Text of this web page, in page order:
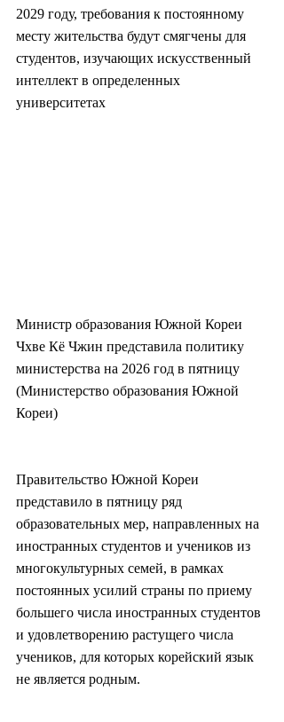
2029 году, требования к постоянному
месту жительства будут смягчены для
студентов, изучающих искусственный
интеллект в определенных
университетах
Министр образования Южной Кореи
Чхве Кё Чжин представила политику
министерства на 2026 год в пятницу
(Министерство образования Южной
Кореи)
Правительство Южной Кореи
представило в пятницу ряд
образовательных мер, направленных на
иностранных студентов и учеников из
многокультурных семей, в рамках
постоянных усилий страны по приему
большего числа иностранных студентов
и удовлетворению растущего числа
учеников, для которых корейский язык
не является родным.